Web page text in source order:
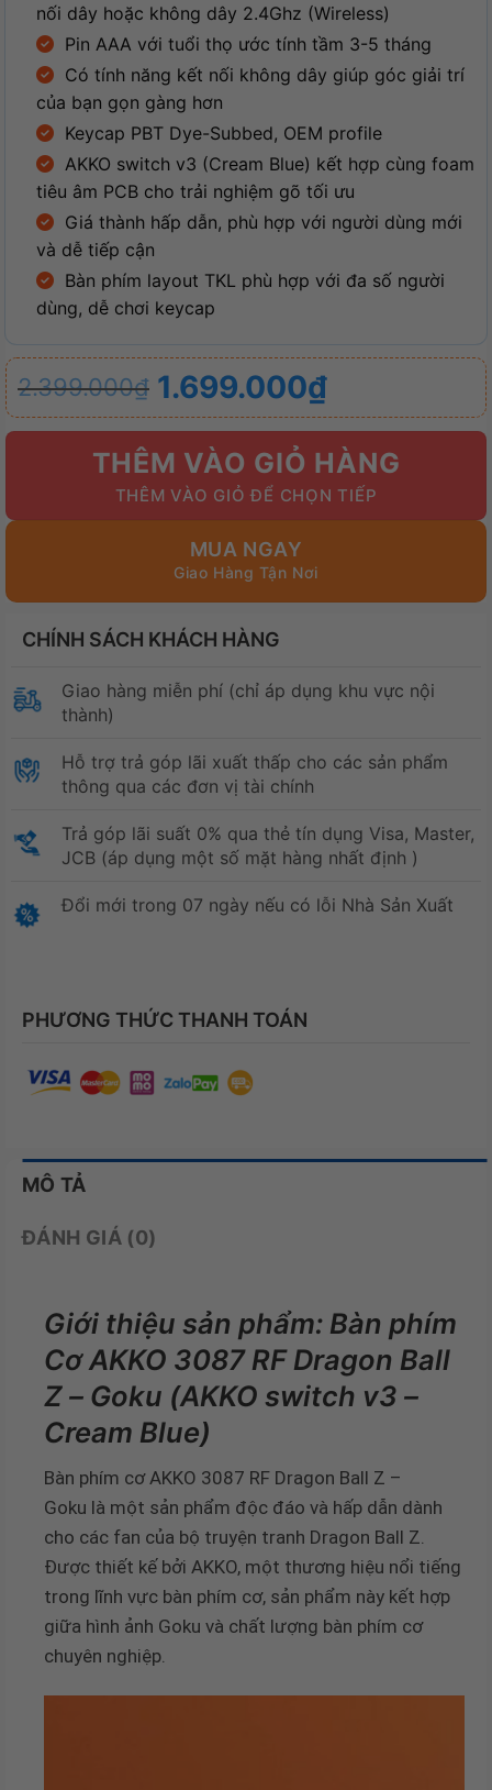
nối dây hoặc không dây 2.4Ghz (Wireless)
Pin AAA với tuổi thọ ước tính tầm 3-5 tháng
Có tính năng kết nối không dây giúp góc giải trí
của bạn gọn gàng hơn
Keycap PBT Dye-Subbed, OEM profile
AKKO switch v3 (Cream Blue) kết hợp cùng foam
tiêu âm PCB cho trải nghiệm gõ tối ưu
Giá thành hấp dẫn, phù hợp với người dùng mới
và dễ tiếp cận
Bàn phím layout TKL phù hợp với đa số người
dùng, dễ chơi keycap
2.399.000₫
Giá
gốc
2.399.000₫.
1.699.000₫
Giá
hiện
1.699.000₫.
THÊM VÀO GIỎ HÀNG
MUA NGAY
CHÍNH SÁCH KHÁCH HÀNG
Giao hàng miễn phí (chỉ áp dụng khu vực nội
thành)
Hỗ trợ trả góp lãi xuất thấp cho các sản phẩm
thông qua các đơn vị tài chính
Trả góp lãi suất 0% qua thẻ tín dụng Visa, Master,
JCB (áp dụng một số mặt hàng nhất định )
Đổi mới trong 07 ngày nếu có lỗi Nhà Sản Xuất
PHƯƠNG THỨC THANH TOÁN
MÔ TẢ
ĐÁNH GIÁ (0)
Giới thiệu sản phẩm: Bàn phím
Cơ AKKO 3087 RF Dragon Ball
Z – Goku (AKKO switch v3 –
Cream Blue)
Bàn phím cơ AKKO 3087 RF Dragon Ball Z –
Goku là một sản phẩm độc đáo và hấp dẫn dành
cho các fan của bộ truyện tranh Dragon Ball Z.
Được thiết kế bởi AKKO, một thương hiệu nổi tiếng
trong lĩnh vực bàn phím cơ, sản phẩm này kết hợp
giữa hình ảnh Goku và chất lượng bàn phím cơ
chuyên nghiệp.